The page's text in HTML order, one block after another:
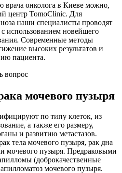
врача онколога в Киеве можно,
центр TomoClinic. Для
наши специалисты проводят
использованием новейшего
Современные методы
высоких результатов и
пациента.
вопрос
мочевого пузыря
по типу клеток, из
а также его размеру,
и развитию метастазов.
тела мочевого пузыря, рак дна
мочевого пузыря. Предраковыми
(доброкачественные
мочевого пузыря.